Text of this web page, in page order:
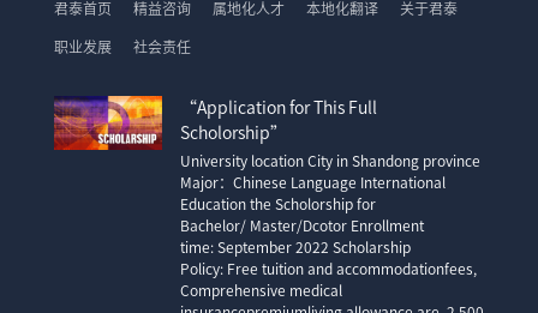
君泰首页 精益咨询 属地化人才 本地化翻译 关于君泰
职业发展 社会责任
“Application for This Full
Scholorship”
University location City in Shandong province
Major：Chinese Language International
Education the Scholorship for
Bachelor/ Master/Dcotor Enrollment
time: September 2022 Scholarship
Policy: Free tuition and accommodationfees,
Comprehensive medical